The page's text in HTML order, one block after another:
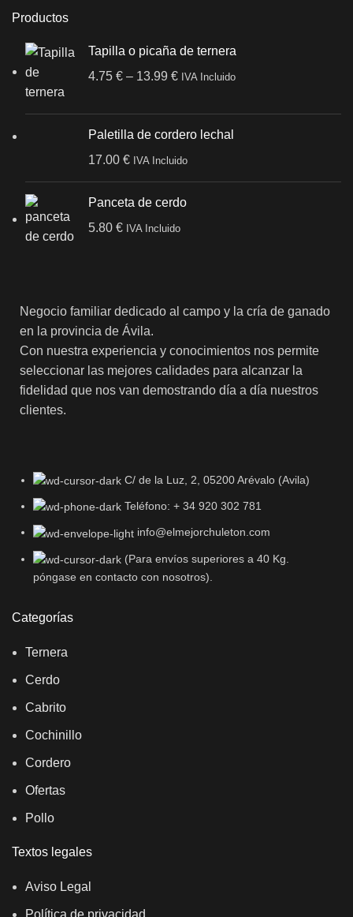
Productos
Tapilla o picaña de ternera
4.75 € – 13.99 € IVA Incluido
Paletilla de cordero lechal
17.00 € IVA Incluido
Panceta de cerdo
5.80 € IVA Incluido
Negocio familiar dedicado al campo y la cría de ganado
en la provincia de Ávila.
Con nuestra experiencia y conocimientos nos permite
seleccionar las mejores calidades para alcanzar la
fidelidad que nos van demostrando día a día nuestros
clientes.
C/ de la Luz, 2, 05200 Arévalo (Avila)
Teléfono: + 34 920 302 781
info@elmejorchuleton.com
(Para envíos superiores a 40 Kg.
póngase en contacto con nosotros).
Categorías
Ternera
Cerdo
Cabrito
Cochinillo
Cordero
Ofertas
Pollo
Textos legales
Aviso Legal
Política de privacidad